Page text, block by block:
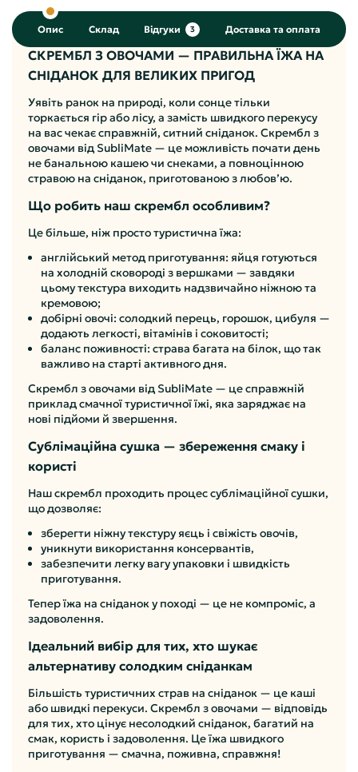
Опис Склад Відгуки 3 Доставка та оплата
СКРЕМБЛ З ОВОЧАМИ — ПРАВИЛЬНА ЇЖА НА
СНІДАНОК ДЛЯ ВЕЛИКИХ ПРИГОД
Уявіть ранок на природі, коли сонце тільки
торкається гір або лісу, а замість швидкого перекусу
на вас чекає справжній, ситний сніданок. Скрембл з
овочами від SubliMate — це можливість почати день
не банальною кашею чи снеками, а повноцінною
стравою на сніданок, приготованою з любов’ю.
Що робить наш скрембл особливим?
Це більше, ніж просто туристична їжа:
англійський метод приготування: яйця готуються
на холодній сковороді з вершками — завдяки
цьому текстура виходить надзвичайно ніжною та
кремовою;
добірні овочі: солодкий перець, горошок, цибуля —
додають легкості, вітамінів і соковитості;
баланс поживності: страва багата на білок, що так
важливо на старті активного дня.
Скрембл з овочами від SubliMate — це справжній
приклад смачної туристичної їжі, яка заряджає на
нові підйоми й звершення.
Сублімаційна сушка — збереження смаку і
користі
Наш скрембл проходить процес сублімаційної сушки,
що дозволяє:
зберегти ніжну текстуру яєць і свіжість овочів,
уникнути використання консервантів,
забезпечити легку вагу упаковки і швидкість
приготування.
Тепер їжа на сніданок у поході — це не компроміс, а
задоволення.
Ідеальний вибір для тих, хто шукає
альтернативу солодким сніданкам
Більшість туристичних страв на сніданок — це каші
або швидкі перекуси. Скрембл з овочами — відповідь
для тих, хто цінує несолодкий сніданок, багатий на
смак, користь і задоволення. Це їжа швидкого
приготування — смачна, поживна, справжня!